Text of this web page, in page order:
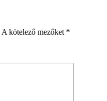
A kötelező mezőket *